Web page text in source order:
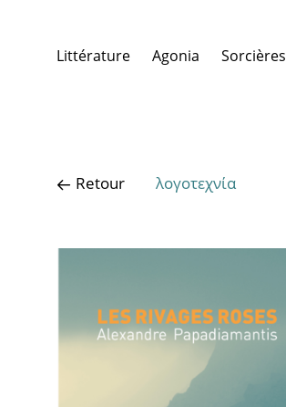
Littérature Agonia Sorcières
Retour λογοτεχνία